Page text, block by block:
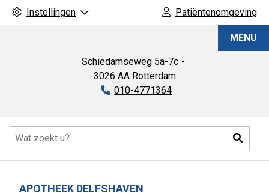
Instellingen Patiëntenomgeving
Schiedamseweg 5a-7c
3026 AA Rotterdam
Tel:
010-4771364
MENU
APOTHEEK DELFSHAVEN